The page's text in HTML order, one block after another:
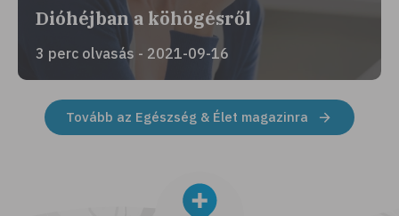
Dióhéjban a köhögésről
3 perc olvasás - 2021-09-16
Tovább az Egészség & Élet magazinra